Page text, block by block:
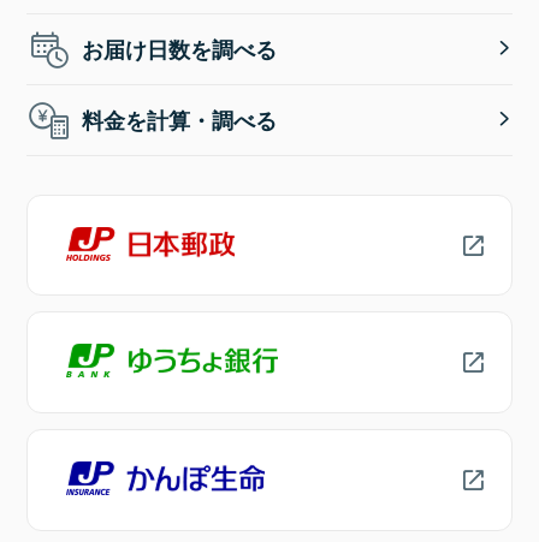
お届け日数を調べる
料金を計算・調べる